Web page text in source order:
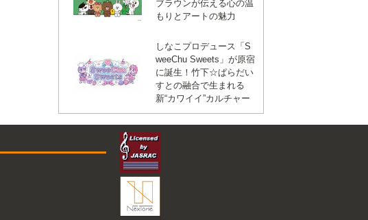
ブラウンが伝える心の温
もりとアートの魅力
しなこプロデュース「S
weeChu Sweets」が原宿
に誕生！竹下☆ぱらだい
すとの融合で生まれる
新“カワイイ”カルチャー